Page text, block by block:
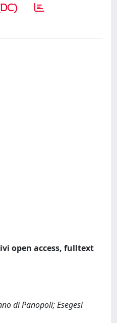
open access, fulltext
di Panopoli; Esegesi